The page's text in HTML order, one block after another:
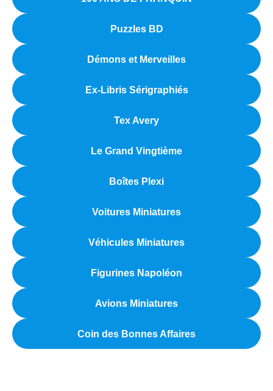
Puzzles BD
Démons et Merveilles
Ex-Libris Sérigraphiés
Tex Avery
Le Grand Vingtième
Boîtes Plexi
Voitures Miniatures
Véhicules Miniatures
Figurines Napoléon
Avions Miniatures
Coin des Bonnes Affaires